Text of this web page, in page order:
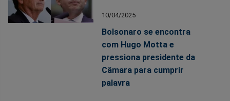
10/04/2025
Bolsonaro se encontra
com Hugo Motta e
pressiona presidente da
Câmara para cumprir
palavra